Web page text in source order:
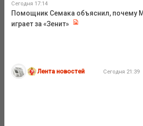
Сегодня 17:14
Помощник Семака объяснил, почему
играет за «Зенит»
Лента новостей Сегодня 21:39